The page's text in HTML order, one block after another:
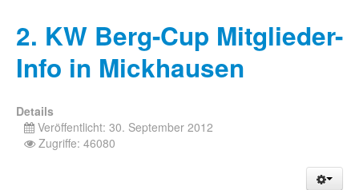
2. KW Berg-Cup Mitglieder-
Info in Mickhausen
Details
Veröffentlicht: 30. September 2012
Zugriffe: 46080